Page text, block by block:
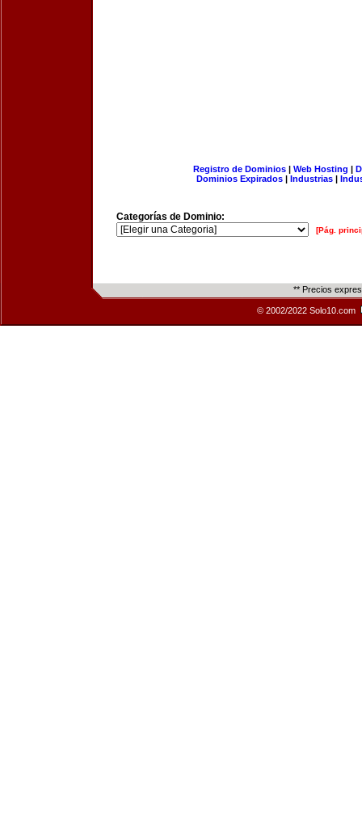
Registro de Dominios| Web Hosting |
Dominios Expirados | Industrias |
Categorías de Dominio:
[Pág.
** Precios
© 2002/2022 Solo10.com